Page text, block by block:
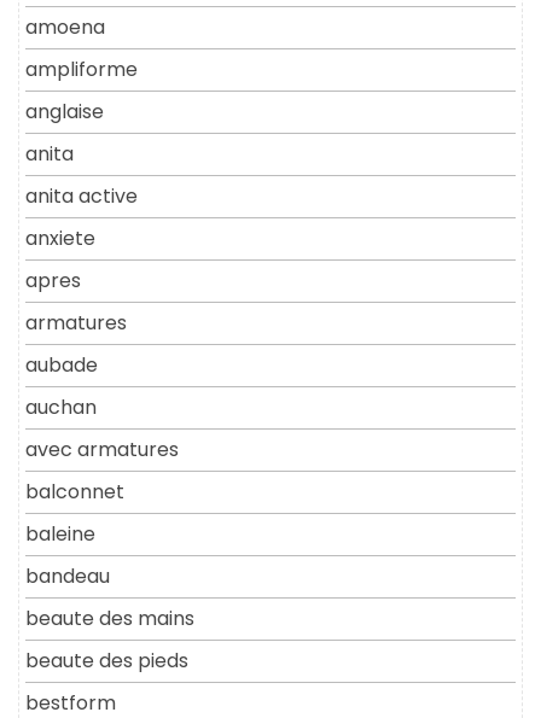
amoena
ampliforme
anglaise
anita
anita active
anxiete
apres
armatures
aubade
auchan
avec armatures
balconnet
baleine
bandeau
beaute des mains
beaute des pieds
bestform